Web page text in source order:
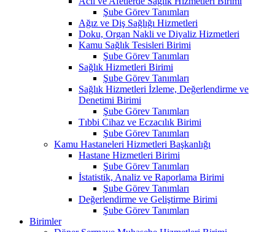
Şube Görev Tanımları
Ağız ve Diş Sağlığı Hizmetleri
Doku, Organ Nakli ve Diyaliz Hizmetleri
Kamu Sağlık Tesisleri Birimi
Şube Görev Tanımları
Sağlık Hizmetleri Birimi
Şube Görev Tanımları
Sağlık Hizmetleri İzleme, Değerlendirme ve
Denetimi Birimi
Şube Görev Tanımları
Tıbbi Cihaz ve Eczacılık Birimi
Şube Görev Tanımları
Kamu Hastaneleri Hizmetleri Başkanlığı
Hastane Hizmetleri Birimi
Şube Görev Tanımları
İstatistik, Analiz ve Raporlama Birimi
Şube Görev Tanımları
Değerlendirme ve Geliştirme Birimi
Şube Görev Tanımları
Birimler